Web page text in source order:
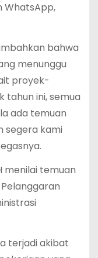
WhatsApp,
bahwa
menunggu
proyek-
tahun ini, semua
ada temuan
segera kami
menilai temuan
terjadi akibat